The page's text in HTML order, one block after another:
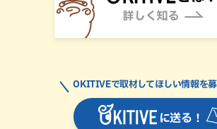
に送る！
OKITIVEで取材してほしい情報を募